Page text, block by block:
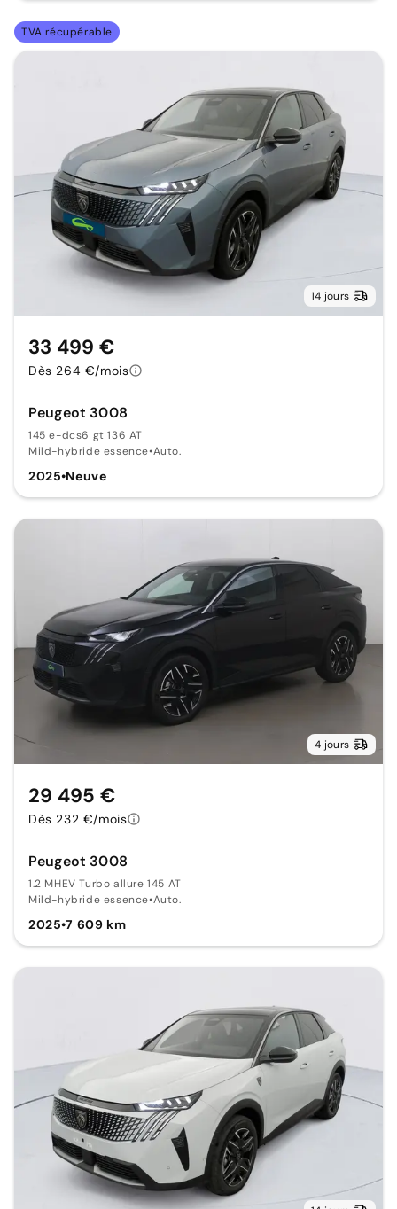
TVA récupérable
14 jours
Peugeot 3008
145 e-dcs6 gt 136 AT
Mild-hybride essence•Auto.
2025•Neuve
33 499 €
Dès 264 €/mois
4 jours
Peugeot 3008
1.2 MHEV Turbo allure 145 AT
Mild-hybride essence•Auto.
2025•7 609 km
29 495 €
Dès 232 €/mois